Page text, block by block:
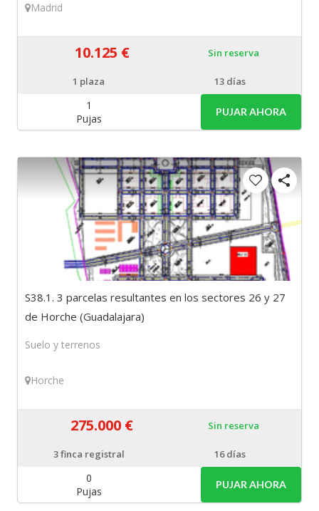
Madrid
10.125 € Sin reserva
1 plaza 13 días
1
Pujas
PUJAR AHORA
S38.1. 3 parcelas resultantes en los sectores 26 y 27
de Horche (Guadalajara)
Suelo y terrenos
Horche
275.000 € Sin reserva
3finca registral 16 días
0
Pujas
PUJAR AHORA